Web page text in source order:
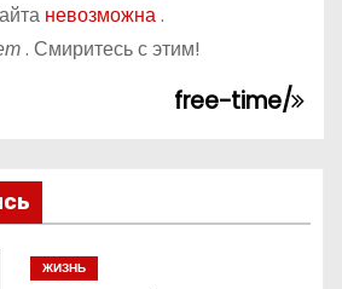
невозможна.
. Смиритесь с этим!
free-time/
ЖИЗНЬ